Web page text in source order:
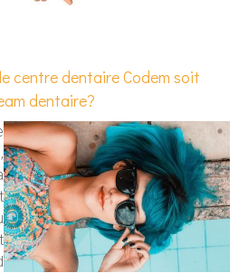
centre dentaire Codem soit
dentaire?